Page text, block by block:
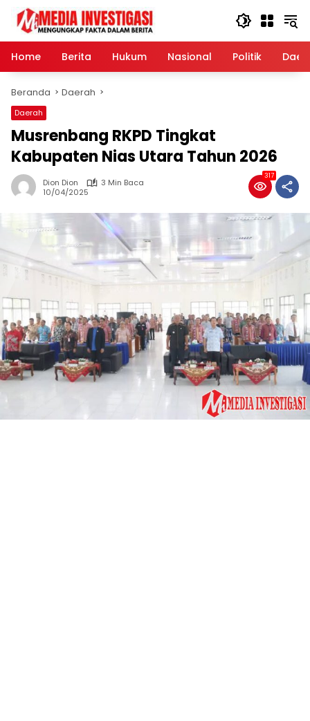
Langsung
konten
Home
Berita Hukum Nasional Politik
Beranda Daerah
Daerah
Musrenbang RKPD Tingkat
Kabupaten Nias Utara Tahun 2026
Dion Dion
3 Min Baca
10/04/2025
317